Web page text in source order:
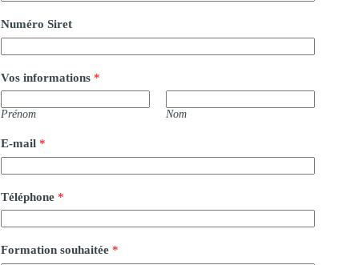
Numéro Siret
Vos informations *
Prénom Nom
E-mail *
Téléphone *
Formation souhaitée *